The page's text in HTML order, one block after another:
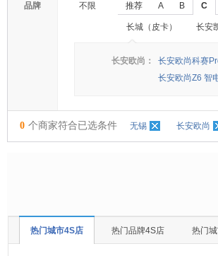
品牌 不限 推荐 A B C
长城（皮卡） 长安
◆
◆
长安欧尚： 长安欧尚科赛
长安欧尚Z6 智
0 个商家符合已选条件 无锡 长安欧尚
热门城市4S店 热门品牌4S店 热门